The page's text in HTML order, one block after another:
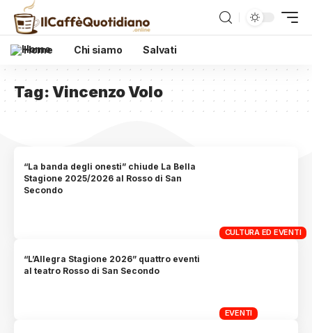
Home Chi siamo Salvati
Tag:Vincenzo Volo
CULTURA ED EVENTI
“La banda degli onesti” chiude La Bella
Stagione 2025/2026 al Rosso di San
Secondo
EVENTI
“L’Allegra Stagione 2026” quattro eventi
al teatro Rosso di San Secondo